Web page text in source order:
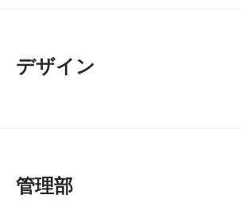
デザイン
管理部